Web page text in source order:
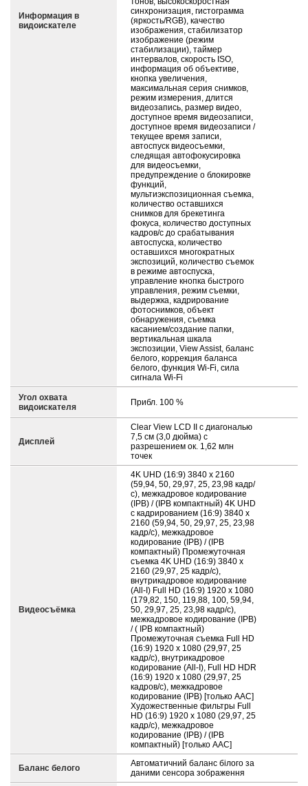
Информация в
видоискателе
синхронизация, гистограмма
(яркость/RGB), качество
изображения, стабилизатор
изображение (режим
стабилизации), таймер
интервалов, скорость ISO,
информация об объективе,
кнопка увеличения,
максимальная серия снимков,
режим измерения, длится
видеозапись, размер видео,
доступное время видеозаписи,
доступное время видеозаписи /
текущее время записи,
автоспуск видеосъемки,
следящая автофокусировка
для видеосъемки,
предупреждение о блокировке
функций,
мультиэкспозиционная съемка,
количество оставшихся
снимков для брекетинга
фокуса, количество доступных
кадров/с до срабатывания
автоспуска, количество
оставшихся многократных
экспозиций, количество съемок
в режиме автоспуска,
управление кнопка быстрого
управления, режим съемки,
выдержка, кадрирование
фотоснимков, объект
обнаружения, съемка
касанием/создание папки,
вертикальная шкала
экспозиции, View Assist, баланс
белого, коррекция баланса
белого, функция Wi-Fi, сила
сигнала Wi-Fi
Угол охвата
видоискателя
Прибл. 100 %
Дисплей
Clear View LCD II с диагональю
7,5 см (3,0 дюйма) с
разрешением ок. 1,62 млн
точек
Видеосъёмка
4K UHD (16:9) 3840 x 2160
(59,94, 50, 29,97, 25, 23,98 кадр/
с), межкадровое кодирование
(IPB) / (IPB компактный) 4K UHD
с кадрированием (16:9) 3840 x
2160 (59,94, 50, 29,97, 25, 23,98
кадр/с), межкадровое
кодирование (IPB) / (IPB
компактный) Промежуточная
съемка 4K UHD (16:9) 3840 x
2160 (29,97, 25 кадр/с),
внутрикадровое кодирование
(All-I) Full HD (16:9) 1920 x 1080
(179,82, 150, 119,88, 100, 59,94,
50, 29,97, 25, 23,98 кадр/с),
межкадровое кодирование (IPB)
/ ( IPB компактный)
Промежуточная съемка Full HD
(16:9) 1920 x 1080 (29,97, 25
кадр/с), внутрикадровое
кодирование (All-I), Full HD HDR
(16:9) 1920 x 1080 (29,97, 25
кадров/с), межкадровое
кодирование (IPB) [только AAC]
Художественные фильтры Full
HD (16:9) 1920 x 1080 (29,97, 25
кадр/с), межкадровое
кодирование (IPB) / (IPB
компактный) [только AAC]
Баланс белого
Автоматичний баланс білого за
даними сенсора зображення